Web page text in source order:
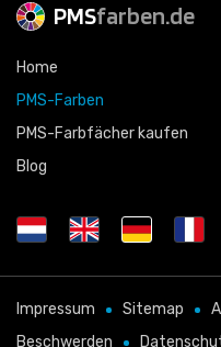
PMSfarben.de
Home
PMS-Farben
PMS-Farbfächer kaufen
Blog
Impressum Sitemap
Beschwerden